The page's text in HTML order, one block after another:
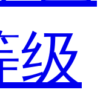
级